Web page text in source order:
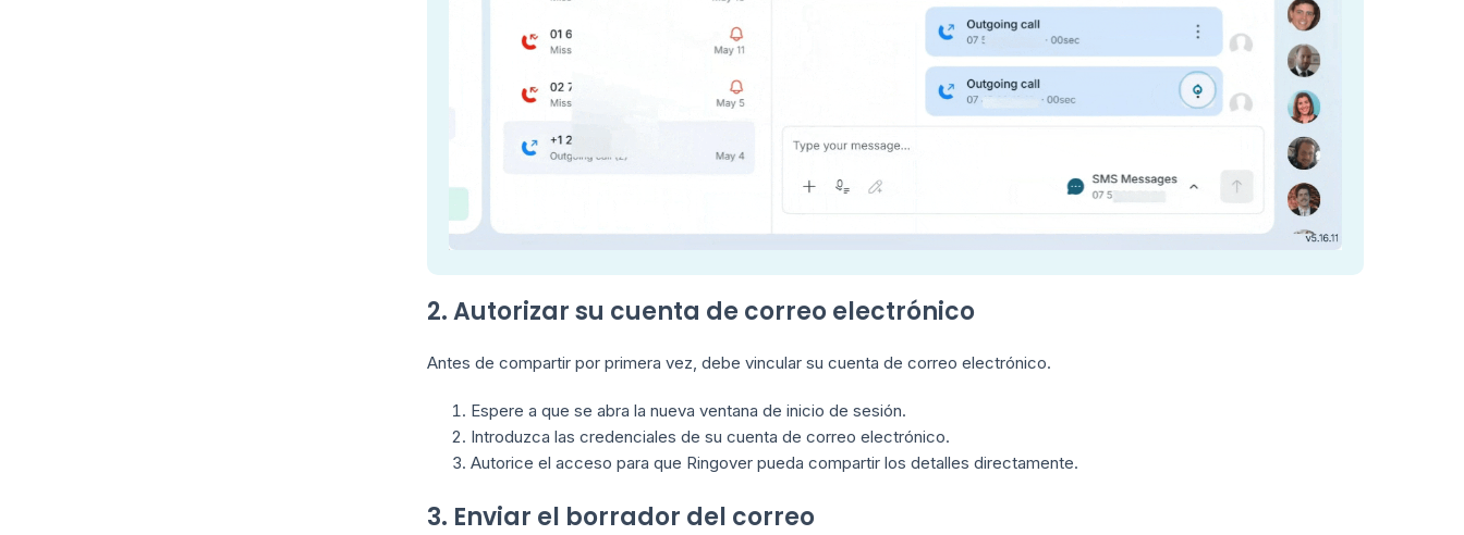
2. Autorizar su cuenta de correo electrónico
Antes de compartir por primera vez, debe vincular su cuenta de correo electrónico.
Espere a que se abra la nueva ventana de inicio de sesión.
Introduzca las credenciales de su cuenta de correo electrónico.
Autorice el acceso para que Ringover pueda compartir los detalles directamente.
3. Enviar el borrador del correo